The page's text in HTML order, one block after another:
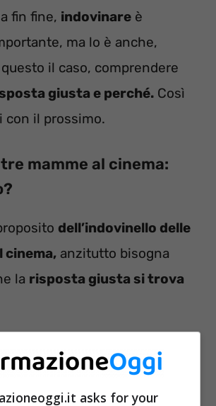
fin fine, indovinare è
ma lo è anche,
il caso, comprendere
giusta e perché. Così
con il prossimo.
mamme al cinema:
dell’indovinello delle
cinema, anzitutto bisogna
la risposta giusta si trova
ha modo di soffermarsi
ragionarci sopra e dopo
provare a rispondere. In
asks for your